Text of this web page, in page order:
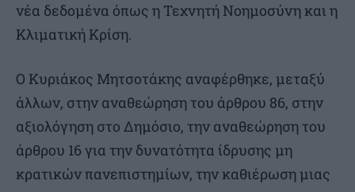
νέα δεδομένα όπως η Τεχνητή Νοημοσύνη και η
Κλιματική Κρίση.
Ο Κυριάκος Μητσοτάκης αναφέρθηκε, μεταξύ
άλλων, στην αναθεώρηση του άρθρου 86, στην
αξιολόγηση στο Δημόσιο, την αναθεώρηση του
άρθρου 16 για την δυνατότητα ίδρυσης μη
κρατικών πανεπιστημίων, την καθιέρωση μιας